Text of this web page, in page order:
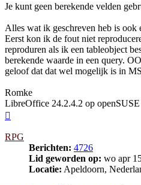
Je kunt geen berekende velden
Alles wat ik geschreven heb is ook
Eerst kon ik de fout niet
reproduren als ik een tableobject
berekende waarde in een query.
geloof dat dat wel mogelijk is in
Romke
LibreOffice 24.2.4.2 op
RPG
Berichten: 4726
Lid geworden op: wo apr
Locatie: Apeldoorn,